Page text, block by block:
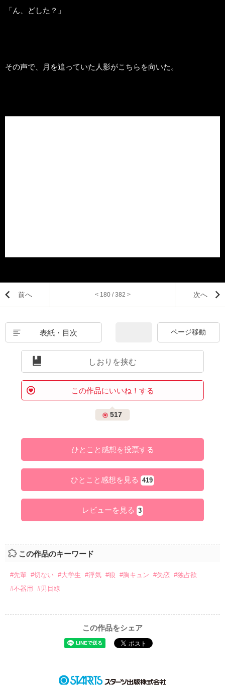
「ん、どした？」
その声で、月を追っていた人影がこちらを向いた。
前へ < 180 / 382 > 次へ
表紙・目次
しおりを挟む
この作品にいいね！する
517
ひとこと感想を投票する
ひとこと感想を見る 419
レビューを見る 3
この作品のキーワード
#先輩 #切ない #大学生 #浮気 #狼 #胸キュン #失恋 #独占欲
#不器用
#男目線
この作品をシェア